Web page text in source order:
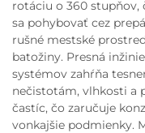
rotáciu o 360
sa pohybovať cez
rušné mestské
batožiny. Presná
systémov zahŕňa
nečistotám, vlhkosti a
častíc, čo zaručuje
vonkajšie podmienky.